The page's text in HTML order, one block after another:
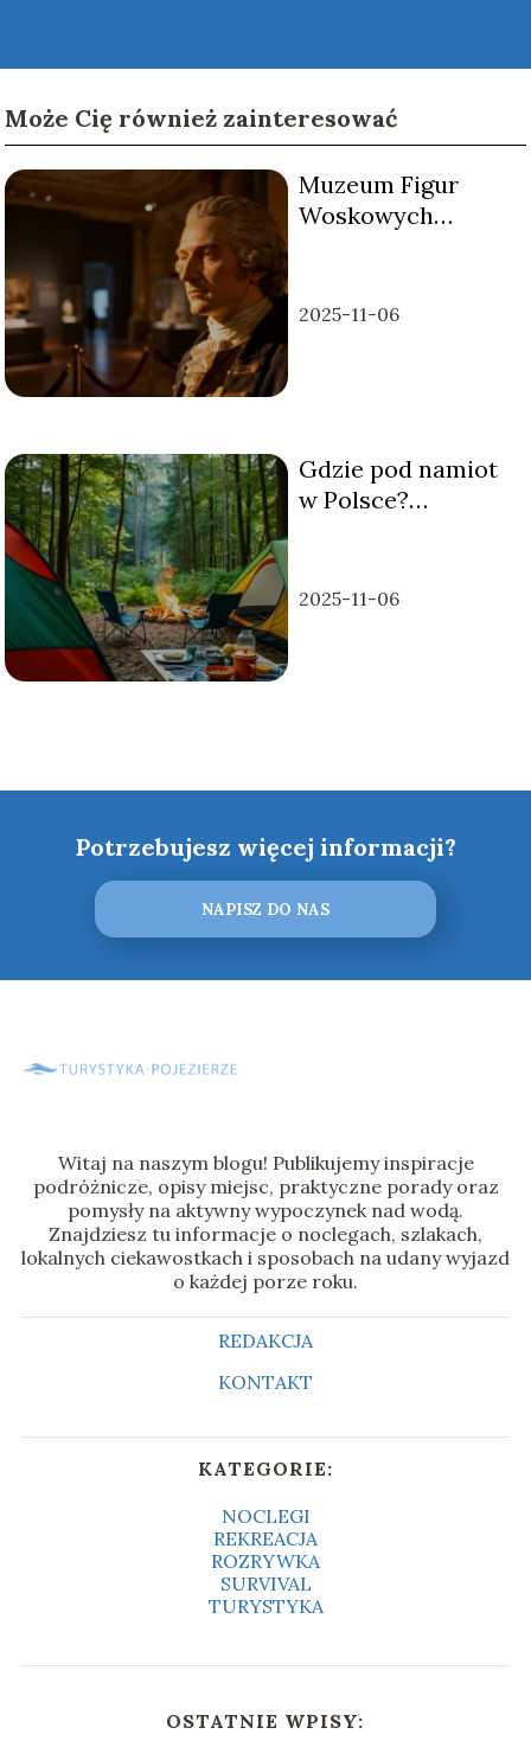
Może Cię również zainteresować
Muzeum Figur
Woskowych
atrakcje
2025-11-06
Gdzie pod namiot
w Polsce?
2025-11-06
Potrzebujesz więcej informacji?
NAPISZ DO NAS
Witaj na naszym blogu! Publikujemy inspiracje
podróżnicze, opisy miejsc, praktyczne porady oraz
pomysły na aktywny wypoczynek nad wodą.
Znajdziesz tu informacje o noclegach, szlakach,
lokalnych ciekawostkach i sposobach na udany wyjazd
o każdej porze roku.
REDAKCJA
KONTAKT
KATEGORIE:
NOCLEGI
REKREACJA
ROZRYWKA
SURVIVAL
TURYSTYKA
OSTATNIE WPISY: